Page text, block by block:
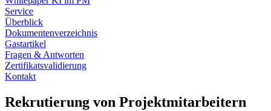
Service
Überblick
Dokumentenverzeichnis
Gastartikel
Fragen & Antworten
Zertifikatsvalidierung
Kontakt
Rekrutierung von Projektmitarbeitern